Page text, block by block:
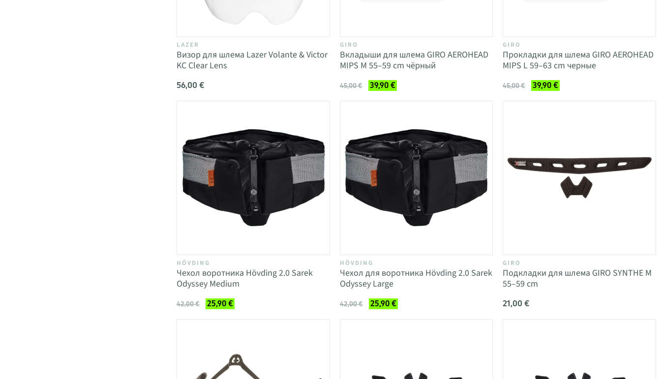
LAZER
Визор для шлема Lazer Volante & Victor
KC Clear Lens
56,00 €
GIRO
Вкладыши для шлема GIRO AEROHEAD
MIPS M 55–59 cm чёрный
45,00 € 39,90 €
GIRO
Прокладки для шлема GIRO AEROHEAD
MIPS L 59–63 cm черные
45,00 € 39,90 €
HÖVDING
Чехол воротника Hövding 2.0 Sarek
Odyssey Medium
42,00 € 25,90 €
HÖVDING
Чехол для воротника Hövding 2.0 Sarek
Odyssey Large
42,00 € 25,90 €
GIRO
Подкладки для шлема GIRO SYNTHE M
55–59 cm
21,00 €